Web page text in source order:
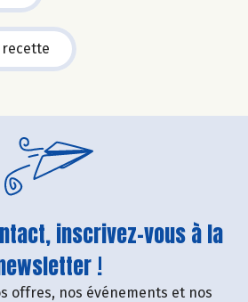
inscrivez-vous à la
!
offres, nos événements et nos